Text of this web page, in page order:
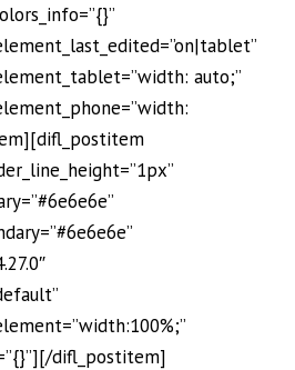
auto;”
difl_postitem]